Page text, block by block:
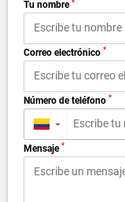
Tu nombre *
Correo electrónico *
Número de teléfono *
▼
Mensaje *